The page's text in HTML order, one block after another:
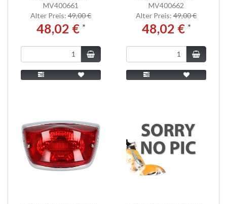
MV400661
Alter Preis: 49,00 €
48,02 € *
MV400662
Alter Preis: 49,00 €
48,02 € *